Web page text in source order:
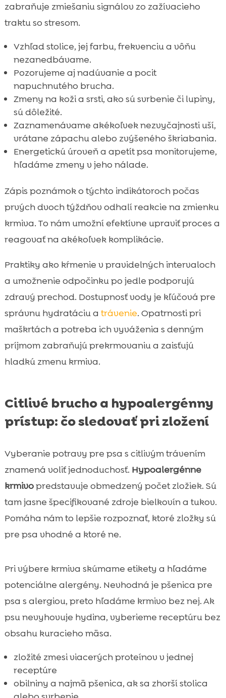
zabraňuje zmiešaniu signálov zo zažívacieho
traktu so stresom.
Vzhľad stolice, jej farbu, frekvenciu a vôňu
nezanedbávame.
Pozorujeme aj nadúvanie a pocit
napuchnutého brucha.
Zmeny na koži a srsti, ako sú svrbenie či lupiny,
sú dôležité.
Zaznamenávame akékoľvek nezvyčajnosti uší,
vrátane zápachu alebo zvýšeného škriabania.
Energetickú úroveň a apetít psa monitorujeme,
hľadáme zmeny v jeho nálade.
Zápis poznámok o týchto indikátoroch počas
prvých dvoch týždňov odhalí reakcie na zmienku
krmiva. To nám umožní efektívne upraviť proces a
reagovať na akékoľvek komplikácie.
Praktiky ako kŕmenie v pravidelných intervaloch
a umožnenie odpočinku po jedle podporujú
zdravý prechod. Dostupnosť vody je kľúčová pre
správnu hydratáciu a trávenie. Opatrnosti pri
maškrtách a potreba ich vyváženia s denným
príjmom zabraňujú prekrmovaniu a zaisťujú
hladkú zmenu krmiva.
Citlivé brucho a hypoalergénny
prístup: čo sledovať pri zložení
Vyberanie potravy pre psa s citlivým trávením
znamená voliť jednoduchosť. Hypoalergénne
krmivopredstavuje obmedzený počet zložiek. Sú
tam jasne špecifikované zdroje bielkovín a tukov.
Pomáha nám to lepšie rozpoznať, ktoré zložky sú
pre psa vhodné a ktoré ne.
Pri výbere krmiva skúmame etikety a hľadáme
potenciálne alergény. Nevhodná je pšenica pre
psa s alergiou, preto hľadáme krmivo bez nej. Ak
psu nevyhovuje hydina, vyberieme receptúru bez
obsahu kuracieho mäsa.
zložité zmesi viacerých proteínov v jednej
receptúre
obilniny a najmä pšenica, ak sa zhorší stolica